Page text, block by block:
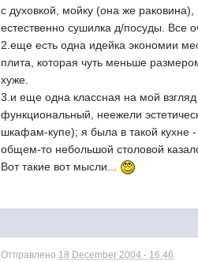
с духовкой, мойку (она же
естественно сушилка д/посуды. Все
2.еще есть одна идейка экономии
плита, которая чуть меньше
хуже.
3.и еще одна классная на мой
функциональный, неежели
шкафам-купе); я была в такой кухне
общем-то небольшой столовой
Вот такие вот мысли...
Отправлено 18 December 2004 - 16:46